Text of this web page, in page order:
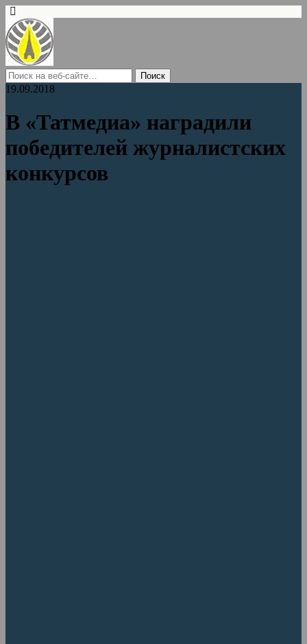
19.09.2018
В «Татмедиа» наградили
победителей журналистских
конкурсов